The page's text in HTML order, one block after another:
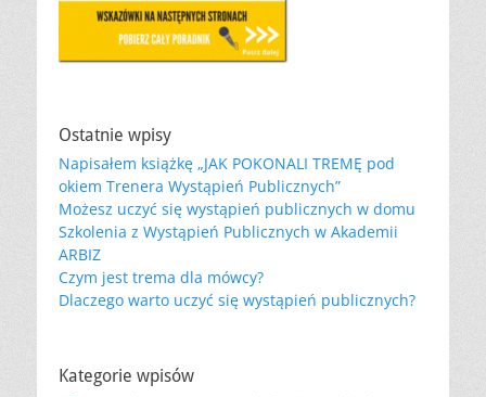
Ostatnie wpisy
Napisałem książkę „JAK POKONALI TREMĘ pod
okiem Trenera Wystąpień Publicznych”
Możesz uczyć się wystąpień publicznych w domu
Szkolenia z Wystąpień Publicznych w Akademii
ARBIZ
Czym jest trema dla mówcy?
Dlaczego warto uczyć się wystąpień publicznych?
Kategorie wpisów